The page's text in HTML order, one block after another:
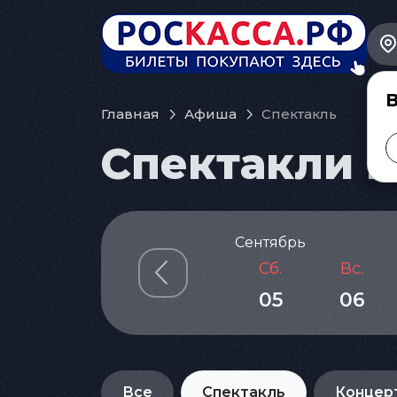
Главная Афиша Спектакль
Спектакли
Сентябрь
Сб.
05
Вс.
06
Все Спектакль